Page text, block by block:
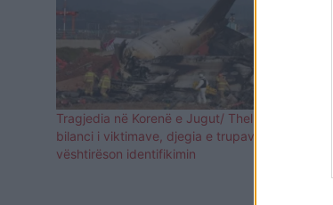
Tragjedia në Korenë e Jugut/ Thellohet
bilanci i viktimave, djegia e trupave
vështirëson identifikimin